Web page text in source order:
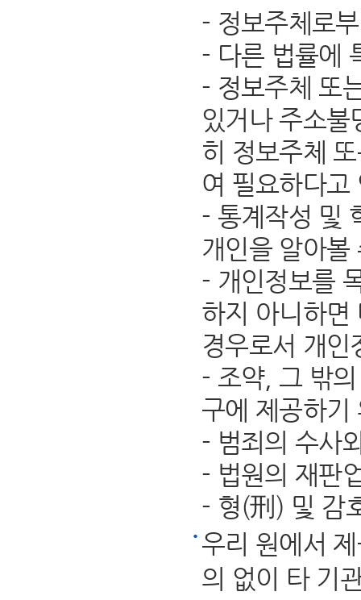
- 정보주체로
- 다른 법률에
- 정보주체 또
있거나 주소불
히 정보주체
여 필요하다고
- 통계작성 및
개인을 알아볼
- 개인정보를
하지 아니하면
경우로서 개인
- 조약, 그 밖
구에 제공하기
- 범죄의 수사
- 법원의 재판
- 형(刑) 및 감
우리 원에서
의 없이 타 기